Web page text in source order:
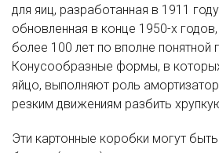
для яиц, разработанная в 1911
обновленная в конце 1950-х
более 100 лет по вполне понятной
Конусообразные формы, в
яйцо, выполняют роль
резким движениям разбить
Эти картонные коробки могут